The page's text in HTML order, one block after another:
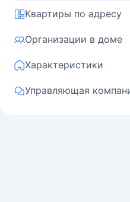
Квартиры по адресу
Организации в доме
Характеристики
Управляющая